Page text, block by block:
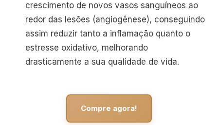
crescimento de novos vasos sanguíneos ao
redor das lesões (angiogênese), conseguindo
assim reduzir tanto a inflamação quanto o
estresse oxidativo, melhorando
drasticamente a sua qualidade de vida.
Compre agora!